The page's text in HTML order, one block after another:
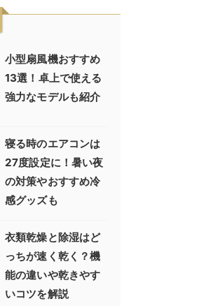
小型扇風機おすすめ
13選！卓上で使える
強力なモデルも紹介
寝る時のエアコンは
27度設定に！暑い夜
の対策やおすすめ冷
感グッズも
衣類乾燥と除湿はど
っちが速く乾く？機
能の違いや乾きやす
いコツを解説